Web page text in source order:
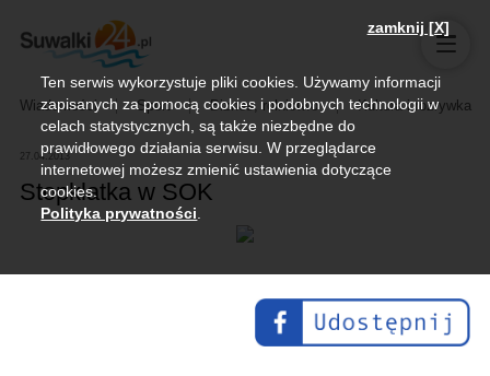
Wiadomości Sport Biznes, rolnictwo Kultura i rozrywka
27.04.2013
Stopklatka w SOK
zamknij [X]
Ten serwis wykorzystuje pliki cookies. Używamy informacji
zapisanych za pomocą cookies i podobnych technologii w
celach statystycznych, są także niezbędne do
prawidłowego działania serwisu. W przeglądarce
internetowej możesz zmienić ustawienia dotyczące
cookies.
Polityka prywatności